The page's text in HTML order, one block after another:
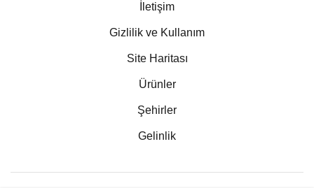
İletişim
Gizlilik ve Kullanım
Site Haritası
Ürünler
Şehirler
Gelinlik